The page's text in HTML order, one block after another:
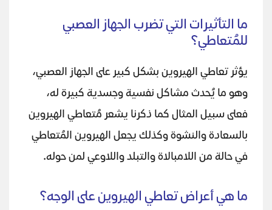
ما التأثيرات التي تضرب الجهاز العصبي
للمُتعاطي؟
يؤثر تعاطي الهيروين بشكل كبير على الجهاز العصبي،
وهو ما يُحدث مشاكل نفسية وجسدية كبيرة له،
فعلى سبيل المثال كما ذكرنا يشعر مُتعاطي الهيروين
بالسعادة والنشوة وكذلك يجعل الهيروين المُتعاطي
في حالة من اللامبالاة والتبلد واللاوعي لمن حوله.
ما هي أعراض تعاطي الهيروين على الوجه؟